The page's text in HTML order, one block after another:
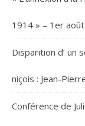
1914 » – 1er
Disparition d’ un
niçois : Jean-
Conférence de